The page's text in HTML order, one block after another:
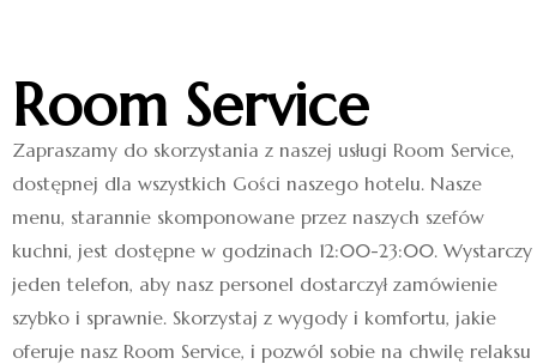
Room Service
Zapraszamy do skorzystania z naszej usługi Room Service,
dostępnej dla wszystkich Gości naszego hotelu. Nasze
menu, starannie skomponowane przez naszych szefów
kuchni, jest dostępne w godzinach 12:00-23:00. Wystarczy
jeden telefon, aby nasz personel dostarczył zamówienie
szybko i sprawnie. Skorzystaj z wygody i komfortu, jakie
oferuje nasz Room Service, i pozwól sobie na chwilę relaksu